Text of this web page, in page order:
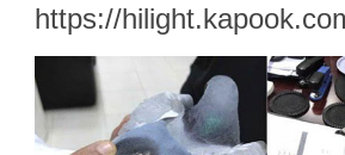
https://